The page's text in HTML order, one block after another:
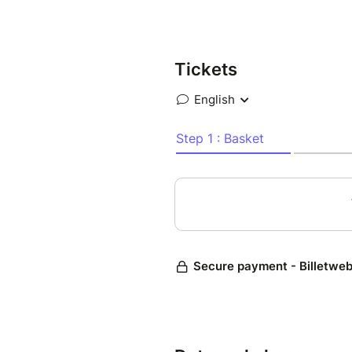
chanteur, 1 basse et 1
d’optimiser le rythme et le
intimes, ce sont 7
Groovin, ce n’est pas rien !
Tickets